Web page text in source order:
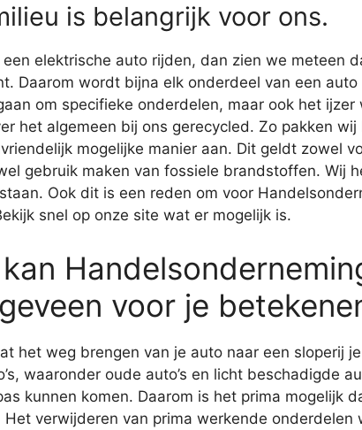
is belangrijk voor ons.
een elektrische auto rijden, dan zien we meteen
Daarom wordt bijna elk onderdeel van een
om specifieke onderdelen, maar ook het
het algemeen bij ons gerecycled. Zo pakken
mogelijke manier aan. Dit geldt zowel
gebruik maken van fossiele brandstoffen. Wij
Ook dit is een reden om voor
snel op onze site wat er mogelijk is.
voor je
het weg brengen van je auto naar een sloperij
waaronder oude auto’s en licht beschadigde
kunnen komen. Daarom is het prima mogelijk
Het verwijderen van prima werkende onderdelen